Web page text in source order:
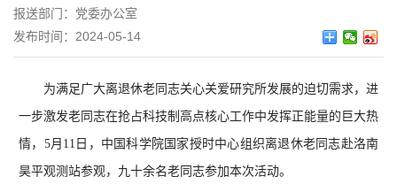
报送部门：党委办公室
发布时间：2024-05-14
为满足广大离退休老同志关心关爱研究所发展的迫切需求，进
一步激发老同志在抢占科技制高点核心工作中发挥正能量的巨大热
情，5月11日，中国科学院国家授时中心组织离退休老同志赴洛南
昊平观测站参观，九十余名老同志参加本次活动。